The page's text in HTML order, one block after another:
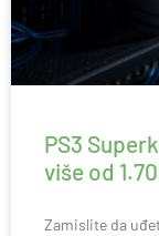
PS3
više od
Zamislite da